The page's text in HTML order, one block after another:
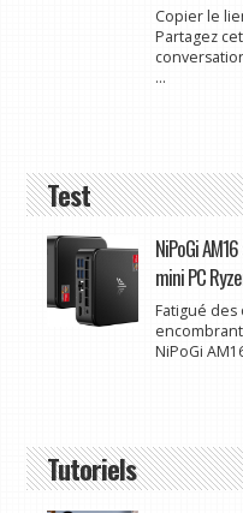
Copier le
Partagez
...
Test
NiPoGi
mini PC
Fatigué
NiPoGi
Tutoriels